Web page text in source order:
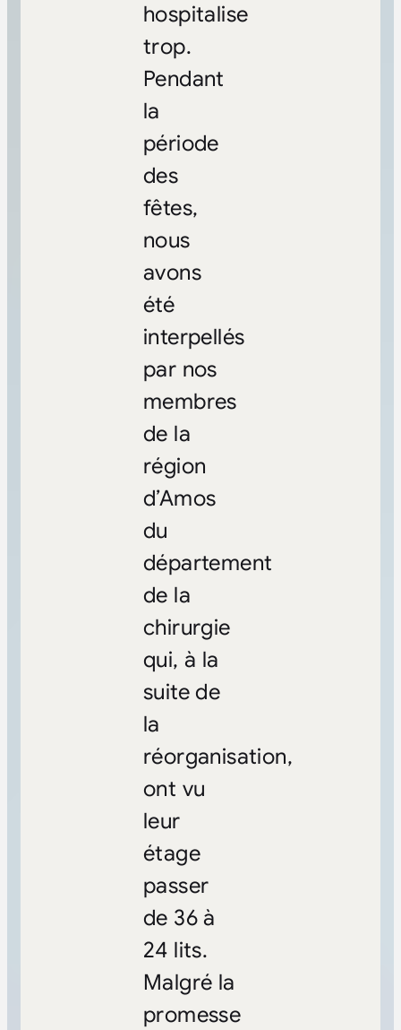
hospitalise
trop.
Pendant
la
période
des
fêtes,
nous
avons
été
interpellés
par nos
membres
de la
région
d’Amos
du
département
de la
chirurgie
qui, à la
suite de
la
réorganisation,
ont vu
leur
étage
passer
de 36 à
24 lits.
Malgré la
promesse